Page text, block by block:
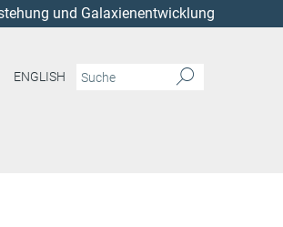
und Galaxienentwicklung
ENGLISH